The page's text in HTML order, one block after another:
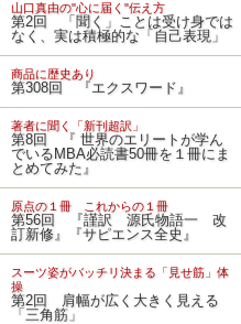
山口真由の"心に届く"伝え方
第2回 「聞く」ことは受け身では
なく、実は積極的な「自己表現」
商品に歴史あり
第308回 『エクスワード』
著者に聞く「新刊超訳」
第8回 『 世界のエリートが学ん
でいるMBA必読書50冊を１冊にま
とめてみた』
原点の１冊 これからの１冊
第56回 『謹訳 源氏物語一 改
訂新修』『サピエンス全史』
スーツ姿がバッチリ決まる「見せ筋」体
操
第2回 肩幅が広く大きく見える
「三角筋」